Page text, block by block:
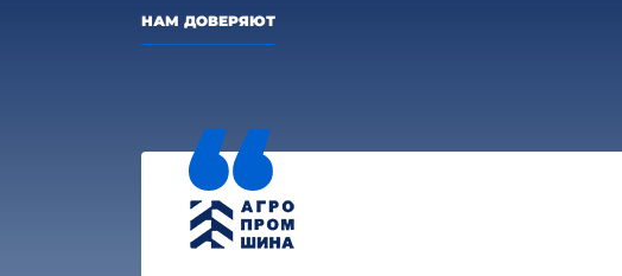
НАМ ДОВЕРЯЮТ